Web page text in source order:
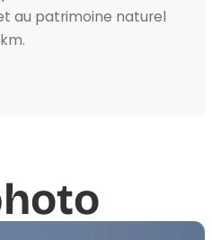
au patrimoine naturel